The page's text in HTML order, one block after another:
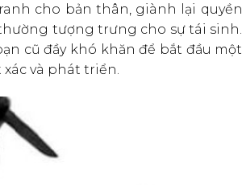
cho bản thân, giành lại quyền
tượng trưng cho sự tái sinh.
cũ đầy khó khăn để bắt đầu một
và phát triển.